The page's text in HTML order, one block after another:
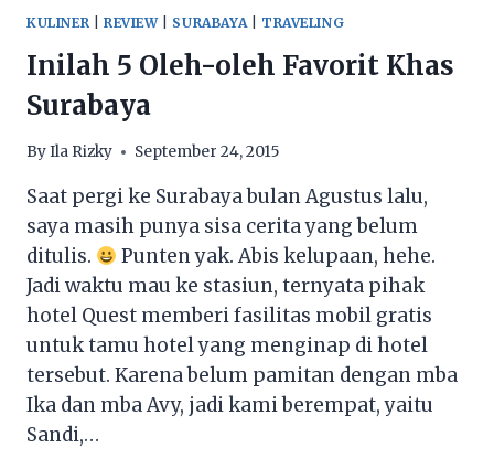
IMPIAN
BALI
KULINER REVIEW| SURABAYA TRAVELING
Inilah 5 Oleh-oleh Favorit Khas
Surabaya
ByIla Rizky September 24, 2015
Saat pergi ke Surabaya bulan Agustus lalu,
saya masih punya sisa cerita yang belum
ditulis.
Punten yak. Abis kelupaan, hehe.
Jadi waktu mau ke stasiun, ternyata pihak
hotel Quest memberi fasilitas mobil gratis
untuk tamu hotel yang menginap di hotel
tersebut. Karena belum pamitan dengan mba
Ika dan mba Avy, jadi kami berempat, yaitu
Sandi,…